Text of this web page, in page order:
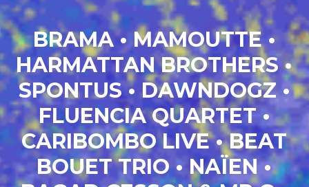
BRAMA • MAMOUTTE •
HARMATTAN BROTHERS•
SPONTUS• DAWNDOGZ •
FLUENCIA QUARTET •
CARIBOMBO LIVE•BEAT
BOUET TRIO • NAÏEN•